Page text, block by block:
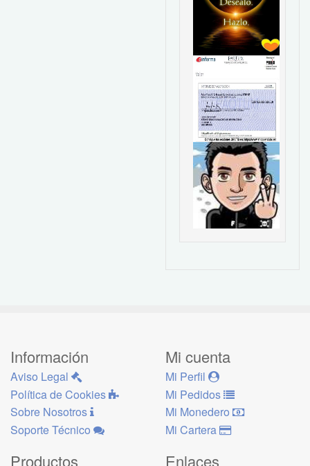
Información
Aviso Legal
Política de Cookies
Sobre Nosotros
Soporte Técnico
Mi cuenta
Mi Perfil
Mi Pedidos
Mi Monedero
Mi Cartera
Productos Enlaces